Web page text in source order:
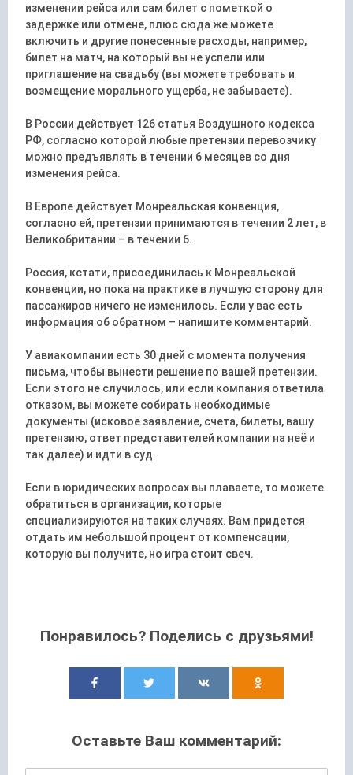
изменении рейса или сам билет с пометкой о
задержке или отмене, плюс сюда же можете
включить и другие понесенные расходы, например,
билет на матч, на который вы не успели или
приглашение на свадьбу (вы можете требовать и
возмещение морального ущерба, не забываете).
В России действует 126 статья Воздушного кодекса
РФ, согласно которой любые претензии перевозчику
можно предъявлять в течении 6 месяцев со дня
изменения рейса.
В Европе действует Монреальская конвенция,
согласно ей, претензии принимаются в течении 2 лет, в
Великобритании – в течении 6.
Россия, кстати, присоединилась к Монреальской
конвенции, но пока на практике в лучшую сторону для
пассажиров ничего не изменилось. Если у вас есть
информация об обратном – напишите комментарий.
У авиакомпании есть 30 дней с момента получения
письма, чтобы вынести решение по вашей претензии.
Если этого не случилось, или если компания ответила
отказом, вы можете собирать необходимые
документы (исковое заявление, счета, билеты, вашу
претензию, ответ представителей компании на неё и
так далее) и идти в суд.
Если в юридических вопросах вы плаваете, то можете
обратиться в организации, которые
специализируются на таких случаях. Вам придется
отдать им небольшой процент от компенсации,
которую вы получите, но игра стоит свеч.
Понравилось? Поделись с друзьями!
Оставьте Ваш комментарий: